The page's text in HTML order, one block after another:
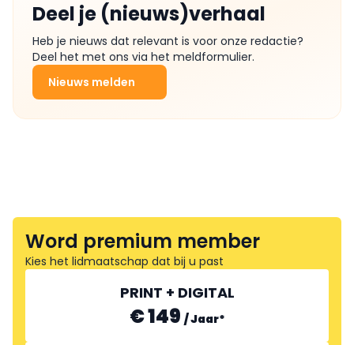
Deel je (nieuws)verhaal
Heb je nieuws dat relevant is voor onze redactie?
Deel het met ons via het meldformulier.
Nieuws melden
Word premium member
Kies het lidmaatschap dat bij u past
PRINT + DIGITAL
€ 149 /Jaar*